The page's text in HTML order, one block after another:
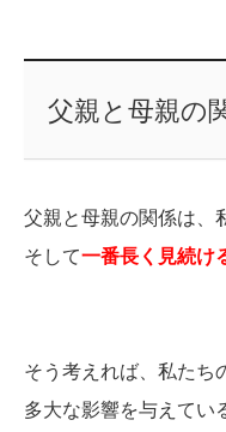
父親と母親の
父親と母親の関係は、
そして一番長く見続け
そう考えれば、私たち
多大な影響を与えてい